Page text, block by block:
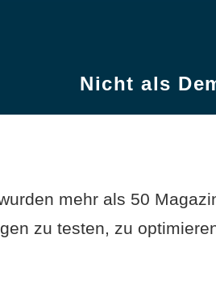
Nicht als
mehr als 50
zu testen, zu